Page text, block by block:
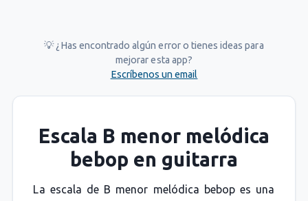
💡 ¿Has encontrado algún error o tienes ideas para
mejorar esta app?
Escríbenos un email
Escala B menor melódica
bebop en guitarra
La escala de B menor melódica bebop es una